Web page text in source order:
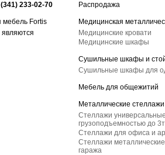
233-02-70
мебель Fortis
Распродажа
Медицинская
Медицинские кровати
Медицинские шкафы
Сушильные шкафы и
Сушильные шкафы для
Мебель для общежитий
Металлические стеллажи
Стеллажи
грузоподъемностью до
Стеллажи для офиса и
Стеллажи
гаража